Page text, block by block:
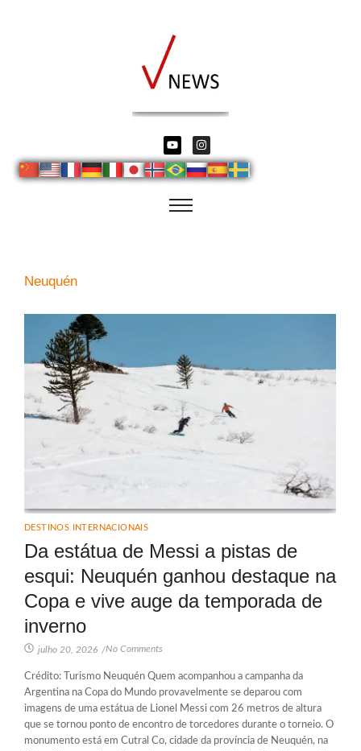
Neuquén
DESTINOS INTERNACIONAIS
Da estátua de Messi a pistas de
esqui: Neuquén ganhou destaque na
Copa e vive auge da temporada de
inverno
julho 20, 2026 /No Comments
Crédito: Turismo Neuquén Quem acompanhou a campanha da
Argentina na Copa do Mundo provavelmente se deparou com
imagens de uma estátua de Lionel Messi com 26 metros de altura
que se tornou ponto de encontro de torcedores durante o torneio. O
monumento está em Cutral Co, cidade da província de Neuquén, na